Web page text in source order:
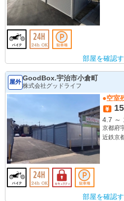
部屋を確認
屋外 GoodBox.宇治市小倉町
株式会社グッドライフ
●空室
4.7 ～
京都府
近鉄京
部屋を確認